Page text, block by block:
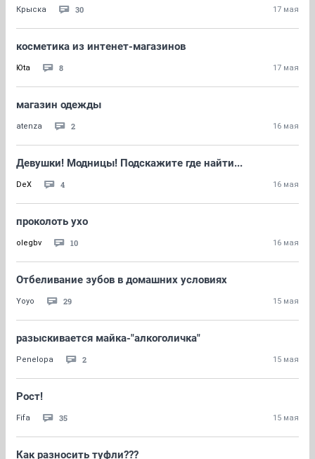
Крыска 30 17 мая
косметика из интенет-магазинов
Юta 8 17 мая
магазин одежды
atenza 2 16 мая
Девушки! Модницы! Подскажите где найти...
DeX 4 16 мая
проколоть ухо
olegbv 10 16 мая
Отбеливание зубов в домашних условиях
Yoyo 29 15 мая
разыскивается майка-"алкоголичка"
Penelopa 2 15 мая
Рост!
Fifa 35 15 мая
Как разносить туфли???